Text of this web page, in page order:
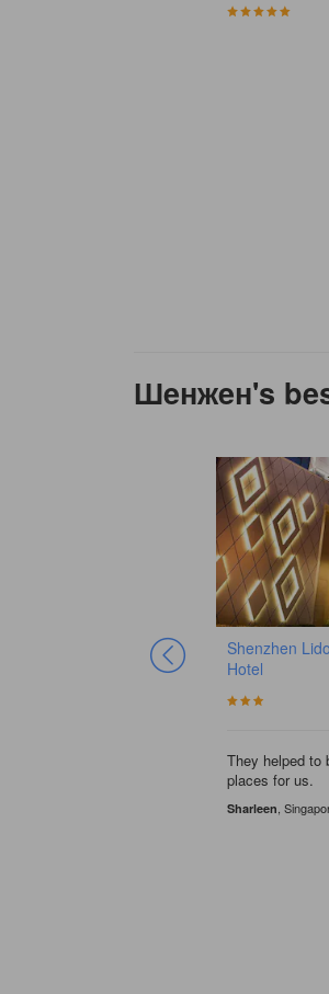
Шeнжeн's
Shenzhen Lido
Hotel
They helped to
places for us.
Sharleen ,
Отличен
Въз основа на 487